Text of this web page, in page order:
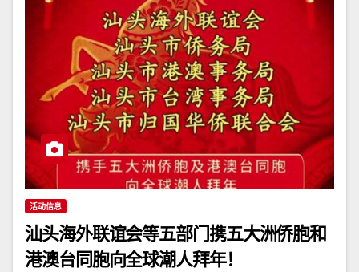
活动信息
汕头海外联谊会等五部门携五大洲侨胞和
港澳台同胞向全球潮人拜年！